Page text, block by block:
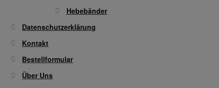
Hebebänder
Datenschutzerklärung
Kontakt
Bestellformular
Über Uns